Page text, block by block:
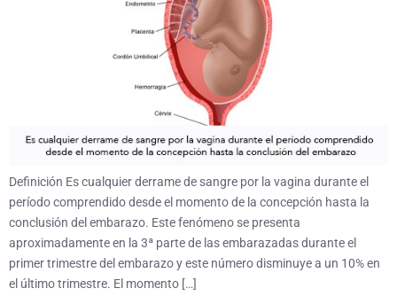
Definición Es cualquier derrame de sangre por la vagina durante el
período comprendido desde el momento de la concepción hasta la
conclusión del embarazo. Este fenómeno se presenta
aproximadamente en la 3ª parte de las embarazadas durante el
primer trimestre del embarazo y este número disminuye a un 10% en
el último trimestre. El momento […]